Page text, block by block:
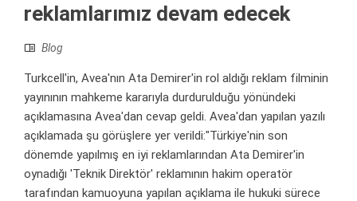
reklamlarımız devam edecek
Blog
Turkcell'in, Avea'nın Ata Demirer'in rol aldığı reklam filminin
yayınının mahkeme kararıyla durdurulduğu yönündeki
açıklamasına Avea'dan cevap geldi. Avea'dan yapılan yazılı
açıklamada şu görüşlere yer verildi:"Türkiye'nin son
dönemde yapılmış en iyi reklamlarından Ata Demirer'in
oynadığı 'Teknik Direktör' reklamının hakim operatör
tarafından kamuoyuna yapılan açıklama ile hukuki sürece